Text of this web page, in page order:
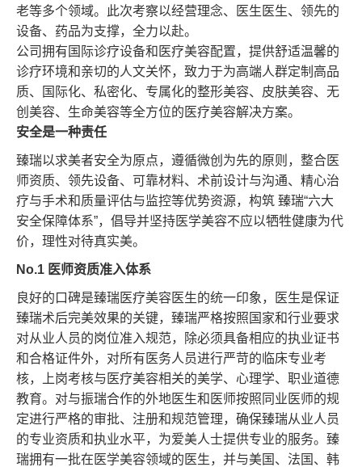
老等多个领域。此次考察以经营理念、医生医生、领先的
设备、药品为支撑，全力以赴。
公司拥有国际诊疗设备和医疗美容配置，提供舒适温馨的
诊疗环境和亲切的人文关怀，致力于为高端人群定制高品
质、国际化、私密化、专属化的整形美容、皮肤美容、无
创美容、生命美容等全方位的医疗美容解决方案。
安全是一种责任
臻瑞以求美者安全为原点，遵循微创为先的原则，整合医
师资质、领先设备、可靠材料、术前设计与沟通、精心治
疗与手术和质量评估与监控等优势资源，构筑 臻瑞“六大
安全保障体系”，倡导并坚持医学美容不应以牺牲健康为代
价，理性对待真实美。
No.1 医师资质准入体系
良好的口碑是臻瑞医疗美容医生的统一印象，医生是保证
臻瑞术后完美效果的关键，臻瑞严格按照国家和行业要求
对从业人员的岗位准入规范，除必须具备相应的执业证书
和合格证件外，对所有医务人员进行严苛的临床专业考
核，上岗考核与医疗美容相关的美学、心理学、职业道德
教育。对与振瑞合作的外地医生和医师按照同业医师的规
定进行严格的审批、注册和规范管理，确保臻瑞从业人员
的专业资质和执业水平，为爱美人士提供专业的服务。臻
瑞拥有一批在医学美容领域的医生，并与美国、法国、韩